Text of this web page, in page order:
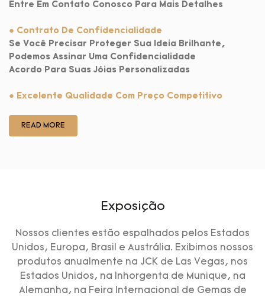
Entre Em Contato Conosco Para Mais Detalhes
● Contrato De Confidencialidade
Se Você Precisar Proteger Sua Ideia Brilhante,
Podemos Assinar Uma Confidencialidade
Acordo Para Suas Jóias Personalizadas
● Excelente Qualidade Com Preço Competitivo
READ MORE
Exposição
Nossos clientes estão espalhados pelos Estados
Unidos, Europa, Brasil e Austrália. Exibimos nossos
produtos anualmente na JCK de Las Vegas, nos
Estados Unidos, na Inhorgenta de Munique, na
Alemanha, na Feira Internacional de Gemas de